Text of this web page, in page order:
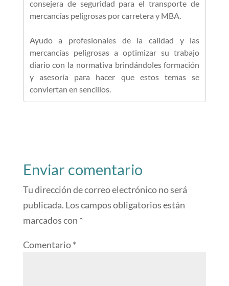
consejera de seguridad para el transporte de
mercancías peligrosas por carretera y MBA.
Ayudo a profesionales de la calidad y las
mercancías peligrosas a optimizar su trabajo
diario con la normativa brindándoles formación
y asesoría para hacer que estos temas se
conviertan en sencillos.
Enviar comentario
Tu dirección de correo electrónico no será
publicada. Los campos obligatorios están
marcados con *
Comentario*